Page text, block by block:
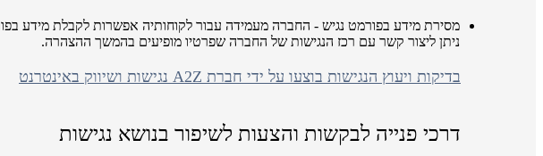
מסירת מידע בפורמט נגיש - החברה מעמידה עבור לקוחותיה אפשרות לקבלת מידע
ניתן ליצור קשר עם רכז הנגישות של החברה שפרטיו מופיעים בהמשך ההצהרה.
בדיקות ויעוץ הנגישות בוצעו על ידי חברת A2Z נגישות ושיווק באינטרנט
דרכי פנייה לבקשות והצעות לשיפור בנושא נגישות